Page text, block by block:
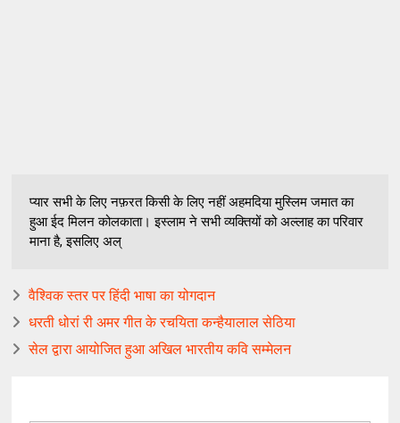
प्यार सभी के लिए नफ़रत किसी के लिए नहीं अहमदिया मुस्लिम जमात का
हुआ ईद मिलन कोलकाता। इस्लाम ने सभी व्यक्तियों को अल्लाह का परिवार
माना है, इसलिए अल्
वैश्विक स्तर पर हिंदी भाषा का योगदान
धरती धोरां री अमर गीत के रचयिता कन्हैयालाल सेठिया
सेल द्वारा आयोजित हुआ अखिल भारतीय कवि सम्मेलन